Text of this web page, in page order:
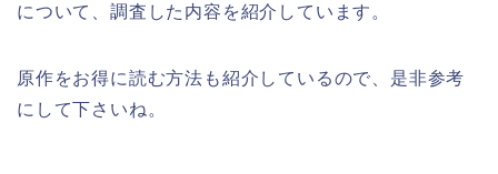
について、調査した内容を紹介しています。
原作をお得に読む方法も紹介しているので、是非参考
にして下さいね。